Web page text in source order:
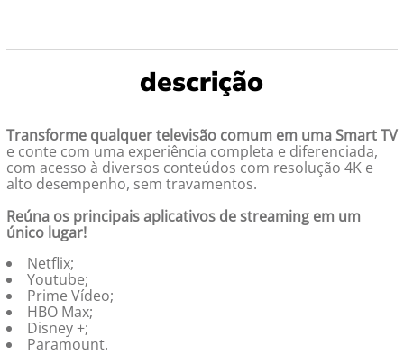
Transforme qualquer televisão comum em uma Smart TV
e conte com uma experiência completa e diferenciada,
com acesso à diversos conteúdos com resolução 4K e
alto desempenho, sem travamentos.
Reúna os principais aplicativos de streaming em um
único lugar!
Netflix;
Youtube;
Prime Vídeo;
HBO Max;
Disney +;
Paramount.